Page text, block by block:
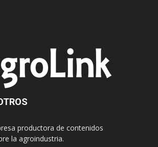
productora de contenidos
la agroindustria.